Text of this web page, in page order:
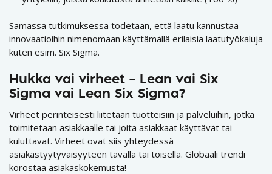
Samassa tutkimuksessa todetaan, että laatu kannustaa
innovaatioihin nimenomaan käyttämällä erilaisia laatutyökaluja
kuten esim. Six Sigma.
Hukka vai virheet – Lean vai Six
Sigma vai Lean Six Sigma?
Virheet perinteisesti liitetään tuotteisiin ja palveluihin, jotka
toimitetaan asiakkaalle tai joita asiakkaat käyttävät tai
kuluttavat. Virheet ovat siis yhteydessä
asiakastyytyväisyyteen tavalla tai toisella. Globaali trendi
korostaa asiakaskokemusta!